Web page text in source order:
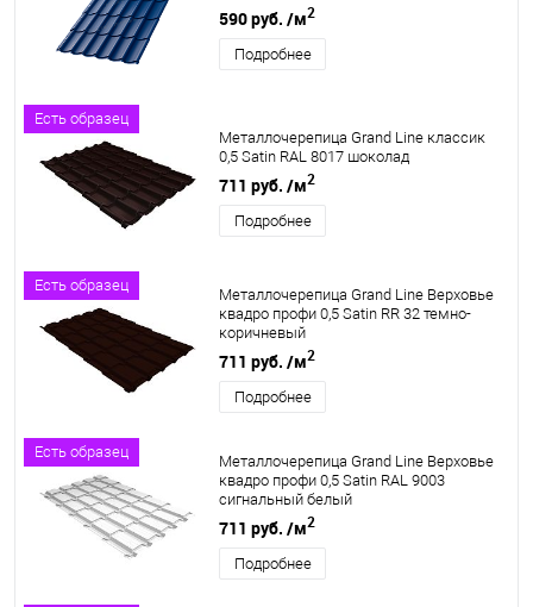
590 руб. /м2
Подробнее
Есть образец
Металлочерепица Grand Line классик
0,5 Satin RAL 8017 шоколад
711 руб. /м2
Подробнее
Есть образец
Металлочерепица Grand Line Верховье
квадро профи 0,5 Satin RR 32 темно-
коричневый
711 руб. /м2
Подробнее
Есть образец
Металлочерепица Grand Line Верховье
квадро профи 0,5 Satin RAL 9003
сигнальный белый
711 руб. /м2
Подробнее